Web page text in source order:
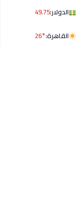
الدولار:49.75
القاهرة:26°